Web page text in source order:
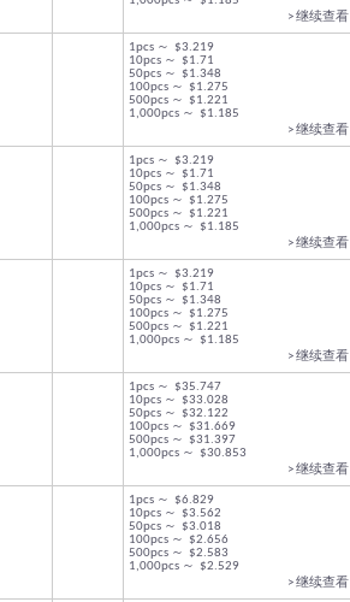
> 继续查看
1pcs ～ $3.219
10pcs ～ $1.71
50pcs ～ $1.348
100pcs ～ $1.275
500pcs ～ $1.221
1,000pcs ～ $1.185
> 继续查看
1pcs ～ $3.219
10pcs ～ $1.71
50pcs ～ $1.348
100pcs ～ $1.275
500pcs ～ $1.221
1,000pcs ～ $1.185
> 继续查看
1pcs ～ $3.219
10pcs ～ $1.71
50pcs ～ $1.348
100pcs ～ $1.275
500pcs ～ $1.221
1,000pcs ～ $1.185
> 继续查看
1pcs ～ $35.747
10pcs ～ $33.028
50pcs ～ $32.122
100pcs ～ $31.669
500pcs ～ $31.397
1,000pcs ～ $30.853
> 继续查看
1pcs ～ $6.829
10pcs ～ $3.562
50pcs ～ $3.018
100pcs ～ $2.656
500pcs ～ $2.583
1,000pcs ～ $2.529
> 继续查看